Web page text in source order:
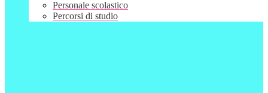
Personale scolastico
Percorsi di studio